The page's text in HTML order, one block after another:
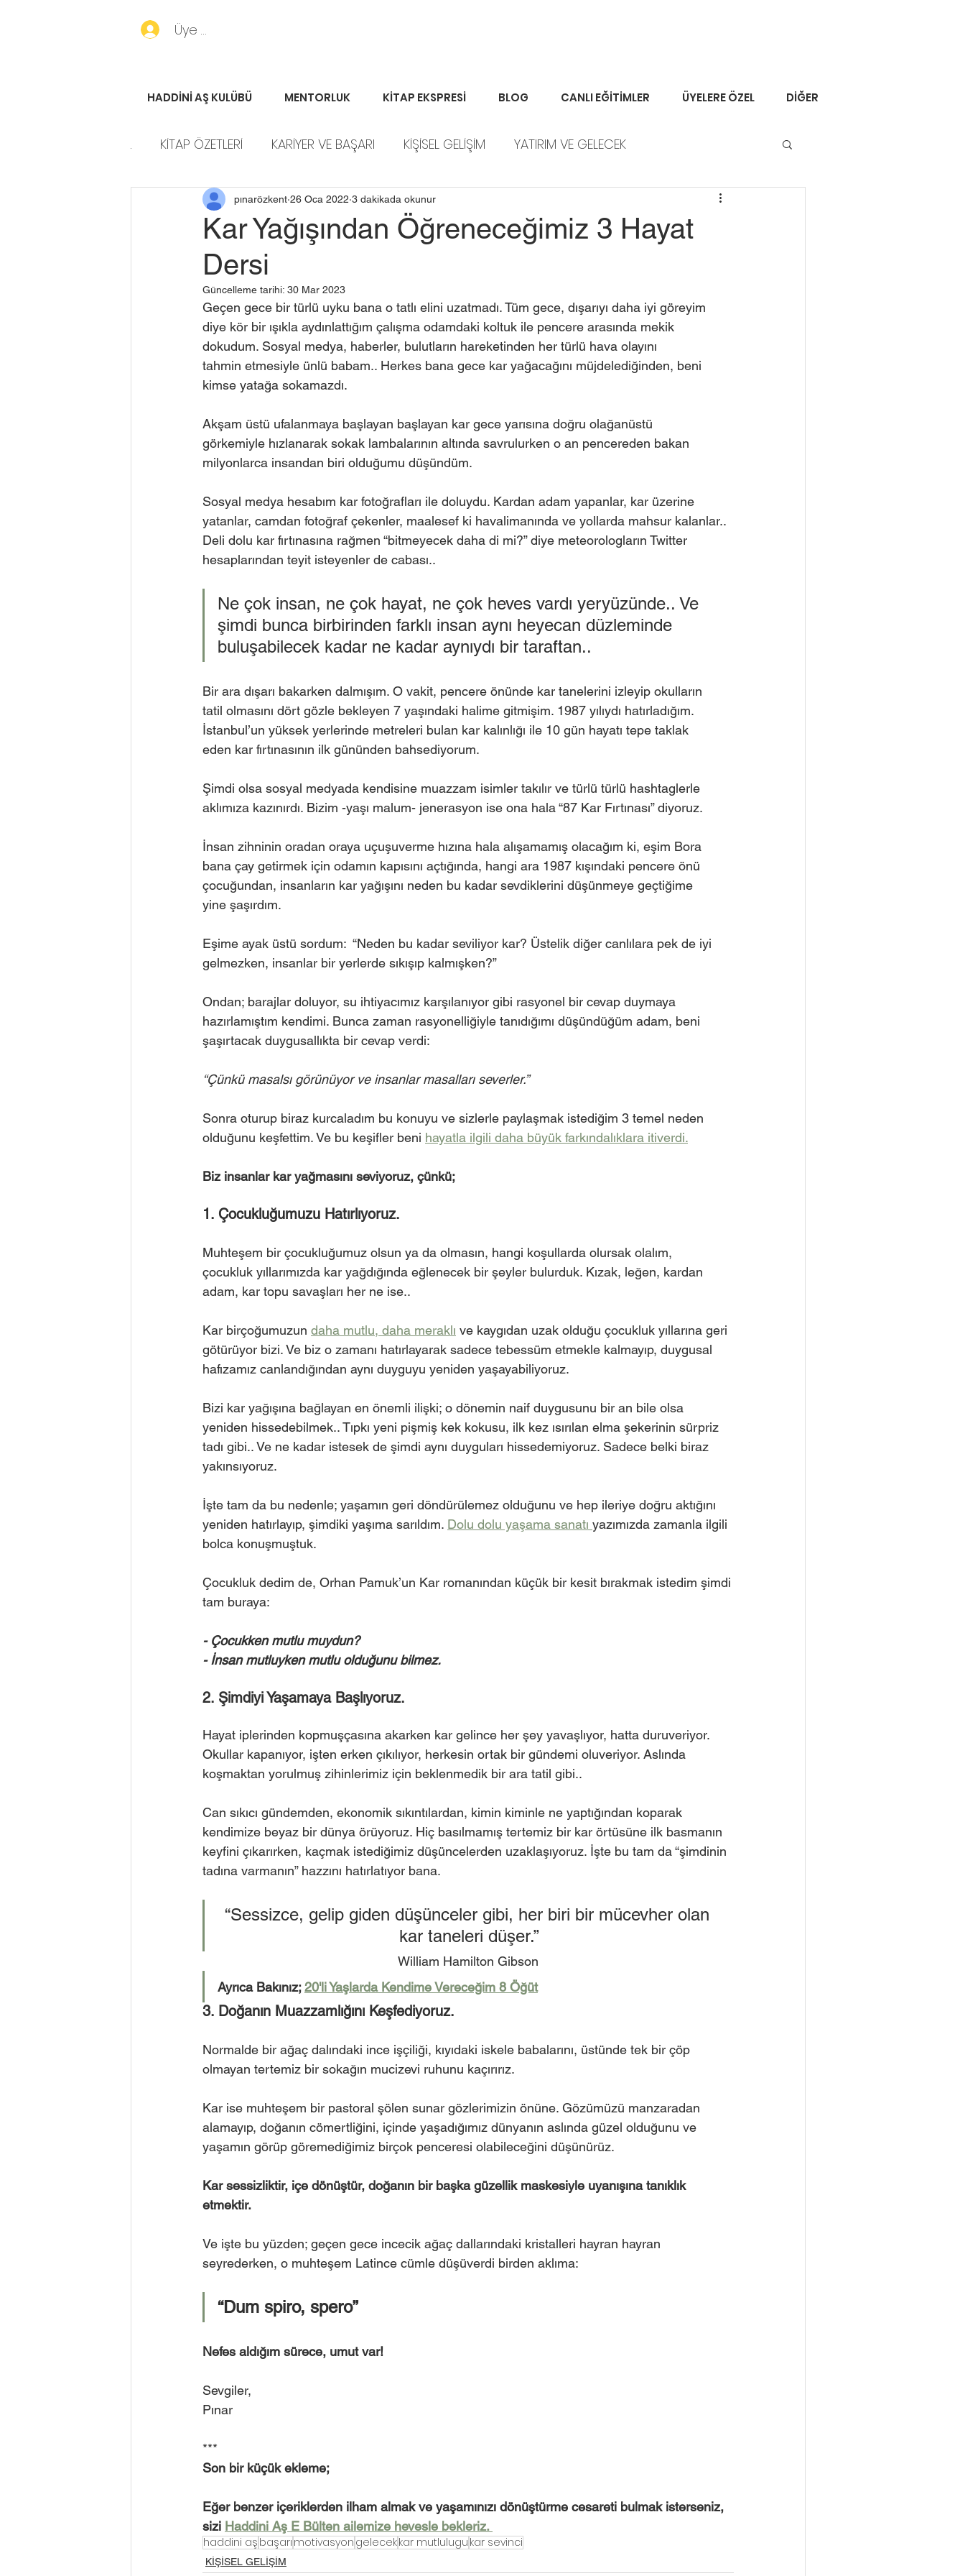
Üye Girişi
HADDİNİ AŞ KULÜBÜ MENTORLUK KİTAP EKSPRESİ BLOG CANLI EĞİTİMLER ÜYELERE ÖZEL DİĞER
. KİTAP ÖZETLERİ KARİYER VE BAŞARI KİŞİSEL GELİŞİM YATIRIM VE GELECEK
HADDİNİ AŞ HİKAYELERİ PORTFÖY HABERLERİ
Kar Yağışından Öğreneceğimiz 3 Hayat
Dersi
pınarözkent 26 Oca 2022 3 dakikada okunur
Güncelleme tarihi: 30 Mar 2023
Geçen gece bir türlü uyku bana o tatlı elini uzatmadı. Tüm gece, dışarıyı daha iyi göreyim
diye kör bir ışıkla aydınlattığım çalışma odamdaki koltuk ile pencere arasında mekik
dokudum. Sosyal medya, haberler, bulutların hareketinden her türlü hava olayını
tahmin etmesiyle ünlü babam.. Herkes bana gece kar yağacağını müjdelediğinden, beni
kimse yatağa sokamazdı.
Akşam üstü ufalanmaya başlayan başlayan kar gece yarısına doğru olağanüstü
görkemiyle hızlanarak sokak lambalarının altında savrulurken o an pencereden bakan
milyonlarca insandan biri olduğumu düşündüm.
Sosyal medya hesabım kar fotoğrafları ile doluydu. Kardan adam yapanlar, kar üzerine
yatanlar, camdan fotoğraf çekenler, maalesef ki havalimanında ve yollarda mahsur kalanlar..
Deli dolu kar fırtınasına rağmen “bitmeyecek daha di mi?” diye meteorologların Twitter
hesaplarından teyit isteyenler de cabası..
Ne çok insan, ne çok hayat, ne çok heves vardı yeryüzünde.. Ve
şimdi bunca birbirinden farklı insan aynı heyecan düzleminde
buluşabilecek kadar ne kadar aynıydı bir taraftan..
Bir ara dışarı bakarken dalmışım. O vakit, pencere önünde kar tanelerini izleyip okulların
tatil olmasını dört gözle bekleyen 7 yaşındaki halime gitmişim. 1987 yılıydı hatırladığım.
İstanbul’un yüksek yerlerinde metreleri bulan kar kalınlığı ile 10 gün hayatı tepe taklak
eden kar fırtınasının ilk gününden bahsediyorum.
Şimdi olsa sosyal medyada kendisine muazzam isimler takılır ve türlü türlü hashtaglerle
aklımıza kazınırdı. Bizim -yaşı malum- jenerasyon ise ona hala “87 Kar Fırtınası” diyoruz.
İnsan zihninin oradan oraya uçuşuverme hızına hala alışamamış olacağım ki, eşim Bora
bana çay getirmek için odamın kapısını açtığında, hangi ara 1987 kışındaki pencere önü
çocuğundan, insanların kar yağışını neden bu kadar sevdiklerini düşünmeye geçtiğime
yine şaşırdım.
Eşime ayak üstü sordum:  “Neden bu kadar seviliyor kar? Üstelik diğer canlılara pek de iyi
gelmezken, insanlar bir yerlerde sıkışıp kalmışken?”
Ondan; barajlar doluyor, su ihtiyacımız karşılanıyor gibi rasyonel bir cevap duymaya
hazırlamıştım kendimi. Bunca zaman rasyonelliğiyle tanıdığımı düşündüğüm adam, beni
şaşırtacak duygusallıkta bir cevap verdi:
“Çünkü masalsı görünüyor ve insanlar masalları severler.”
Sonra oturup biraz kurcaladım bu konuyu ve sizlerle paylaşmak istediğim 3 temel neden
olduğunu keşfettim. Ve bu keşifler beni hayatla ilgili daha büyük farkındalıklara itiverdi.
Biz insanlar kar yağmasını seviyoruz, çünkü;
1. Çocukluğumuzu Hatırlıyoruz.
Muhteşem bir çocukluğumuz olsun ya da olmasın, hangi koşullarda olursak olalım,
çocukluk yıllarımızda kar yağdığında eğlenecek bir şeyler bulurduk. Kızak, leğen, kardan
adam, kar topu savaşları her ne ise..
Kar birçoğumuzun daha mutlu, daha meraklı ve kaygıdan uzak olduğu çocukluk yıllarına geri
götürüyor bizi. Ve biz o zamanı hatırlayarak sadece tebessüm etmekle kalmayıp, duygusal
hafızamız canlandığından aynı duyguyu yeniden yaşayabiliyoruz.
Bizi kar yağışına bağlayan en önemli ilişki; o dönemin naif duygusunu bir an bile olsa
yeniden hissedebilmek.. Tıpkı yeni pişmiş kek kokusu, ilk kez ısırılan elma şekerinin sürpriz
tadı gibi.. Ve ne kadar istesek de şimdi aynı duyguları hissedemiyoruz. Sadece belki biraz
yakınsıyoruz.
İşte tam da bu nedenle; yaşamın geri döndürülemez olduğunu ve hep ileriye doğru aktığını
yeniden hatırlayıp, şimdiki yaşıma sarıldım. Dolu dolu yaşama sanatı yazımızda zamanla ilgili
bolca konuşmuştuk.
Çocukluk dedim de, Orhan Pamuk’un Kar romanından küçük bir kesit bırakmak istedim şimdi
tam buraya:
- Çocukken mutlu muydun?
- İnsan mutluyken mutlu olduğunu bilmez.
2. Şimdiyi Yaşamaya Başlıyoruz.
Hayat iplerinden kopmuşçasına akarken kar gelince her şey yavaşlıyor, hatta duruveriyor.
Okullar kapanıyor, işten erken çıkılıyor, herkesin ortak bir gündemi oluveriyor. Aslında
koşmaktan yorulmuş zihinlerimiz için beklenmedik bir ara tatil gibi..
Can sıkıcı gündemden, ekonomik sıkıntılardan, kimin kiminle ne yaptığından koparak
kendimize beyaz bir dünya örüyoruz. Hiç basılmamış tertemiz bir kar örtüsüne ilk basmanın
keyfini çıkarırken, kaçmak istediğimiz düşüncelerden uzaklaşıyoruz. İşte bu tam da “şimdinin
tadına varmanın” hazzını hatırlatıyor bana.
“Sessizce, gelip giden düşünceler gibi, her biri bir mücevher olan
kar taneleri düşer.”
William Hamilton Gibson
Ayrıca Bakınız; 20'li Yaşlarda Kendime Vereceğim 8 Öğüt
3. Doğanın Muazzamlığını Keşfediyoruz.
Normalde bir ağaç dalındaki ince işçiliği, kıyıdaki iskele babalarını, üstünde tek bir çöp
olmayan tertemiz bir sokağın mucizevi ruhunu kaçırırız.
Kar ise muhteşem bir pastoral şölen sunar gözlerimizin önüne. Gözümüzü manzaradan
alamayıp, doğanın cömertliğini, içinde yaşadığımız dünyanın aslında güzel olduğunu ve
yaşamın görüp göremediğimiz birçok penceresi olabileceğini düşünürüz.
Kar sessizliktir, içe dönüştür, doğanın bir başka güzellik maskesiyle uyanışına tanıklık
etmektir.
Ve işte bu yüzden; geçen gece incecik ağaç dallarındaki kristalleri hayran hayran
seyrederken, o muhteşem Latince cümle düşüverdi birden aklıma:
“Dum spiro, spero”
Nefes aldığım sürece, umut var!
Sevgiler,
Pınar
***
Son bir küçük ekleme;
Eğer benzer içeriklerden ilham almak ve yaşamınızı dönüştürme cesareti bulmak isterseniz,
sizi Haddini Aş E Bülten ailemize hevesle bekleriz.
haddini aş başarı motivasyon gelecekkar mutlulugu kar sevinci
KİŞİSEL GELİŞİM